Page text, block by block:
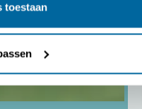
toestaan